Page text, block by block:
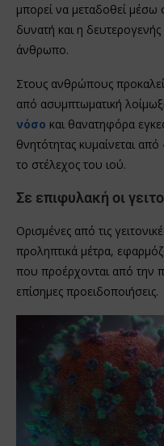
μπορεί να μεταδοθεί μέσω
δυνατή και η δευτερογενής
άνθρωπο.
Στους ανθρώπους
από ασυμπτωματική
νόσο και θανατηφόρα
θνητότητας κυμαίνεται
το στέλεχος του ιού.
Σε επιφυλακή οι
Ορισμένες από τις
προληπτικά μέτρα,
που προέρχονται από την
επίσημες προειδοποιήσεις.